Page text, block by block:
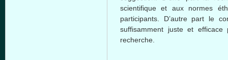
scientifique et aux normes
participants. D’autrepart le
suffisamment
justeet efficace
recherche